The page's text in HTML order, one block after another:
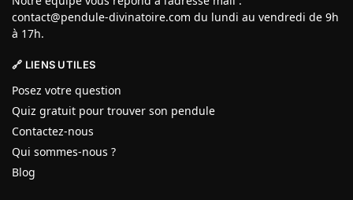
contact@pendule-divinatoire.com du lundi au vendredi de 9h
à 17h.
🔗 LIENS UTILES
Posez votre question
Quiz gratuit pour trouver son pendule
Contactez-nous
Qui sommes-nous ?
Blog